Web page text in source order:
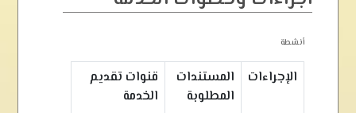
أنشطة
الإجراءات
المستندات
المطلوبة
قنوات تقديم
الخدمة